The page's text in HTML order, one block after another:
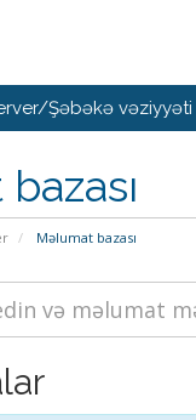
Şəbəkə vəziyyəti
Məlumat bazası